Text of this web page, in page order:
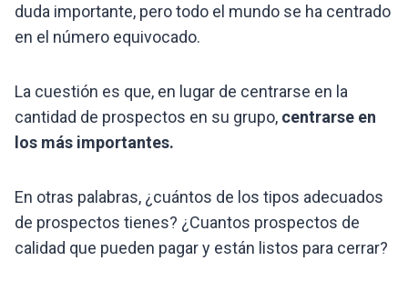
duda importante, pero todo el mundo se ha centrado
en el número equivocado.
La cuestión es que, en lugar de centrarse en la
cantidad de prospectos en su grupo, centrarse en
los más importantes.
En otras palabras, ¿cuántos de los tipos adecuados
de prospectos tienes? ¿Cuantos prospectos de
calidad que pueden pagar y están listos para cerrar?